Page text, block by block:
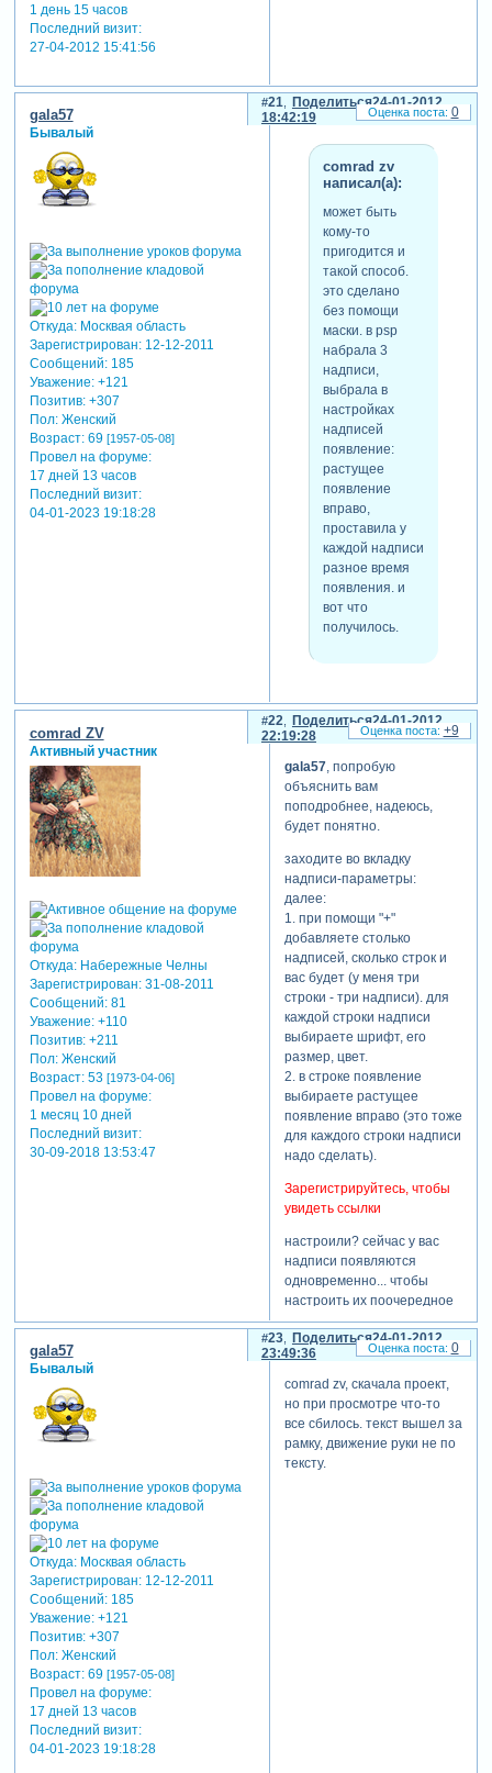
1 день 15 часов
Последний визит:
27-04-2012 15:41:56
Поделиться
21
24-01-2012
18:42:19
gala57
Бывалый
Откуда:Москвая область
Зарегистрирован: 12-12-2011
Сообщений:185
Уважение: +121
Позитив: +307
Пол:Женский
Возраст:69 [1957-05-08]
Провел на форуме:
17 дней 13 часов
Последний визит:
04-01-2023 19:18:28
comrad zv
написал(а):
может быть
кому-то
пригодится и
такой способ.
это сделано
без помощи
маски. в psp
набрала 3
надписи,
выбрала в
настройках
надписей
появление:
растущее
появление
вправо,
проставила у
каждой надписи
разное время
появления. и
вот что
получилось.
таком способе написания
текста. очень хочу
нет и поэтому очень прошу,
объясните поподробнее как
и что...пожалуйста.
0
Поделиться
22
24-01-2012
22:19:28
comrad ZV
Активный участник
Откуда:Набережные Челны
Зарегистрирован: 31-08-2011
Сообщений:81
Уважение: +110
Позитив: +211
Пол:Женский
Возраст:53 [1973-04-06]
Провел на форуме:
1 месяц 10 дней
Последний визит:
30-09-2018 13:53:47
gala57, попробую
объяснить вам
поподробнее, надеюсь,
будет понятно.
заходите во вкладку
надписи-параметры:
далее:
1. при помощи "+"
добавляете столько
надписей, сколько строк и
вас будет (у меня три
строки - три надписи). для
каждой строки надписи
выбираете шрифт, его
размер, цвет.
2. в строке появление
выбираете растущее
появление вправо (это тоже
для каждого строки надписи
надо сделать).
Зарегистрируйтесь, чтобы
увидеть ссылки
настроили? сейчас у вас
надписи появляются
одновременно... чтобы
настроить их поочередное
появление, перейдите во
вкладку надписи-движение.
и для каждой строки
надписи настройте время
появления и длительность
появления.
1 строка:
Зарегистрируйтесь, чтобы
+9
Поделиться
23
24-01-2012
23:49:36
gala57
Бывалый
Откуда:Москвая область
Зарегистрирован: 12-12-2011
Сообщений:185
Уважение: +121
Позитив: +307
Пол:Женский
Возраст:69 [1957-05-08]
Провел на форуме:
17 дней 13 часов
Последний визит:
04-01-2023 19:18:28
comrad zv, скачала проект,
но при просмотре что-то
все сбилось. текст вышел за
рамку, движение руки не по
тексту.
0